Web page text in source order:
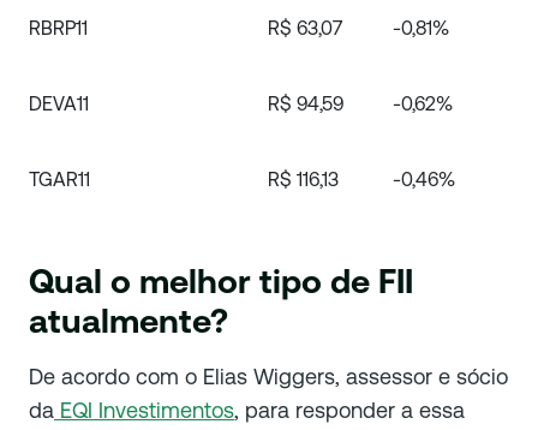
RBRP11 R$ 63,07 -0,81%
DEVA11 R$ 94,59 -0,62%
TGAR11 R$ 116,13 -0,46%
Qual o melhor tipo de FII
atualmente?
De acordo com o Elias Wiggers, assessor e sócio
da EQI Investimentos, para responder a essa